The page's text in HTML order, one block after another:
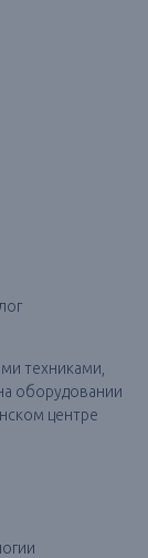
техниками,
оборудовании
центре